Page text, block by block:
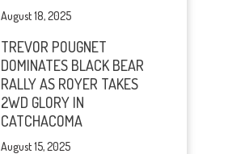
August 18, 2025
TREVOR POUGNET
DOMINATES BLACK BEAR
RALLY AS ROYER TAKES
2WD GLORY IN
CATCHACOMA
August 15, 2025